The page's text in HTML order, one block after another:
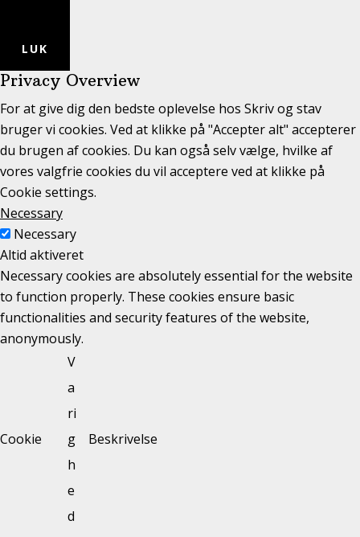
LUK
Privacy Overview
For at give dig den bedste oplevelse hos Skriv og stav
bruger vi cookies. Ved at klikke på "Accepter alt" accepterer
du brugen af cookies. Du kan også selv vælge, hvilke af
vores valgfrie cookies du vil acceptere ved at klikke på
Cookie settings.
Necessary
Necessary
Altid aktiveret
Necessary cookies are absolutely essential for the website
to function properly. These cookies ensure basic
functionalities and security features of the website,
anonymously.
Cookie
V
a
ri
g
h
e
d
Beskrivelse